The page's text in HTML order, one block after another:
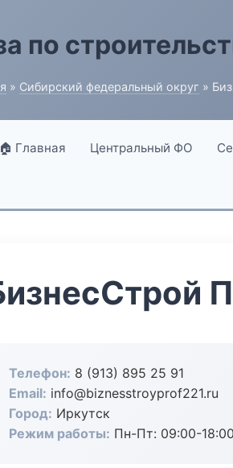
по
» Сибирский федеральный округ »
🏠 Главная Центральный ФО
Телефон: 8 (913) 895 25 91
Email: info@biznesstroyprof221.ru
Город: Иркутск
Режим работы: Пн-Пт: 09:00-